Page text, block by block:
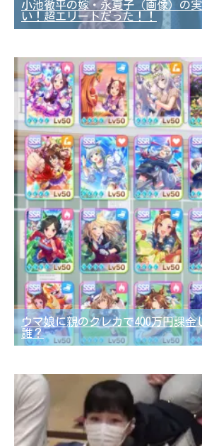
小池徹平の嫁・永夏子（画像）の
い！超エリートだった！！
ウマ娘に親のクレカで400万円課金
誰？